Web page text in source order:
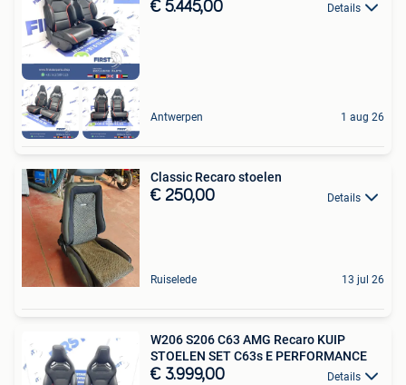
€ 5.445,00 Details
Antwerpen 1 aug 26
Classic Recaro stoelen
€ 250,00 Details
Ruiselede 13 jul 26
W206 S206 C63 AMG Recaro KUIP
STOELEN SET C63s E PERFORMANCE
€ 3.999,00 Details